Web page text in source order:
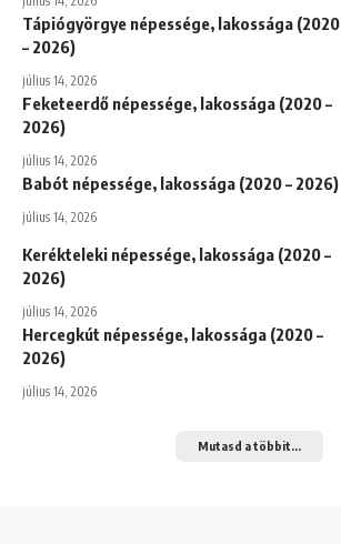
Tápiógyörgye népessége, lakossága (2020
– 2026)
július 14, 2026
Feketeerdő népessége, lakossága (2020 –
2026)
július 14, 2026
Babót népessége, lakossága (2020 – 2026)
július 14, 2026
Kerékteleki népessége, lakossága (2020 –
2026)
július 14, 2026
Hercegkút népessége, lakossága (2020 –
2026)
július 14, 2026
Mutasd a többit...